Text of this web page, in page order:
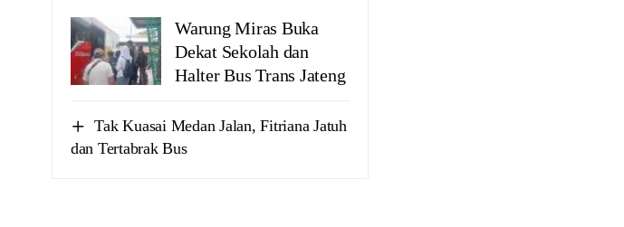
Sejumlah
pelajar saat
hendak naik
Jateng di
Pasar
Warung Miras Buka
Dekat Sekolah dan
Halter Bus Trans Jateng
Tak Kuasai Medan Jalan, Fitriana Jatuh
dan Tertabrak Bus